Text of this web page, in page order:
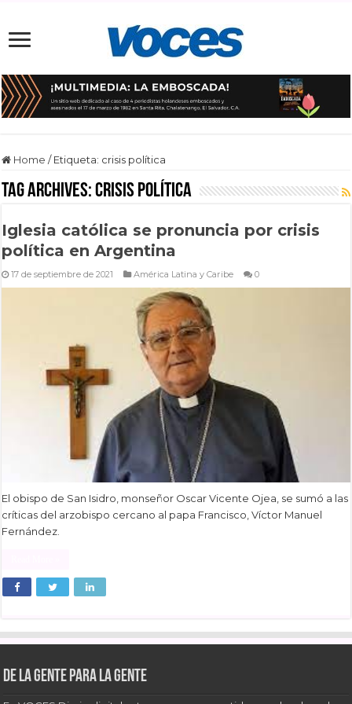
Home / Etiqueta: crisis política
Tag Archives:crisis política
Iglesia católica se pronuncia por crisis
política en Argentina
17 de septiembre de 2021 América Latina y Caribe 0
El obispo de San Isidro, monseñor Oscar Vicente Ojea, se sumó a las
críticas del arzobispo cercano al papa Francisco, Víctor Manuel
Fernández.
De la gente para la gente